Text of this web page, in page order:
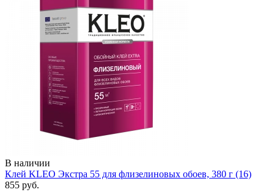
В наличии
Клей KLEO Экстра 55 для флизелиновых обоев, 380 г (16)
855 руб.